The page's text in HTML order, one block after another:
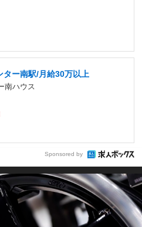
ー南駅/月給30万以上
南ハウス
Sponsored by